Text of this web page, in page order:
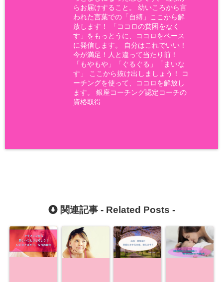
らお届けすること。 幼いころから言
われた言葉での「自縛」ここから解
放します！ 「ココロの貧困をなく
す」をもっとうに、ココロをベース
に発信します。 自分はこれでいい！
今が満足！人と違って当たり前！
「もやもや」「ぐるぐる」「まいな
す」 ここから抜け出しましょう！ コ
ーチングを使って、ココロを解放し
ます。 銀座コーチング認定コーチの
資格取得
関連記事 - Related Posts -